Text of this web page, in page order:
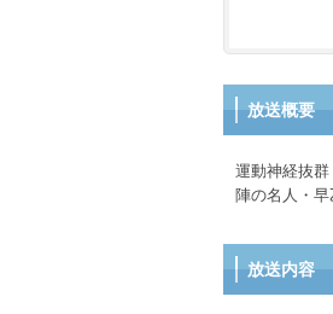
放送概要
運動神経抜
陣の名人・
放送内容